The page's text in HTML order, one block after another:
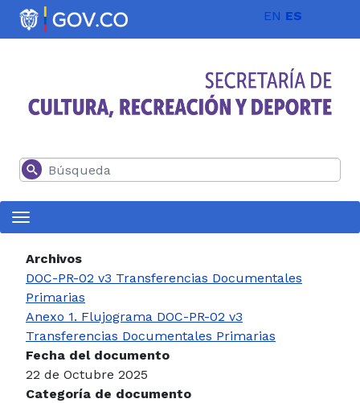
Pasar al contenido principal EN ES
Buscar
Archivos
DOC-PR-02 v3 Transferencias Documentales
Primarias
Anexo 1. Flujograma DOC-PR-02 v3
Transferencias Documentales Primarias
Fecha del documento
22 de Octubre 2025
Categoría de documento